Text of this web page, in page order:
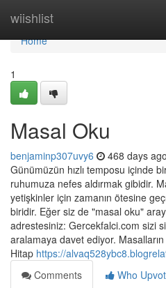
wiishlist
Home
Home
1
Masal Oku
benjaminp307uvy6 468 days ago
Günümüzün hızlı temposu içinde
ruhumuza nefes aldırmak gibidir.
yetişkinler için zamanın ötesine
biridir. Eğer siz de "masal oku"
adrestesiniz: Gercekfalci.com sizi
aralamaya davet ediyor.
Hitap https://
Comments
Who